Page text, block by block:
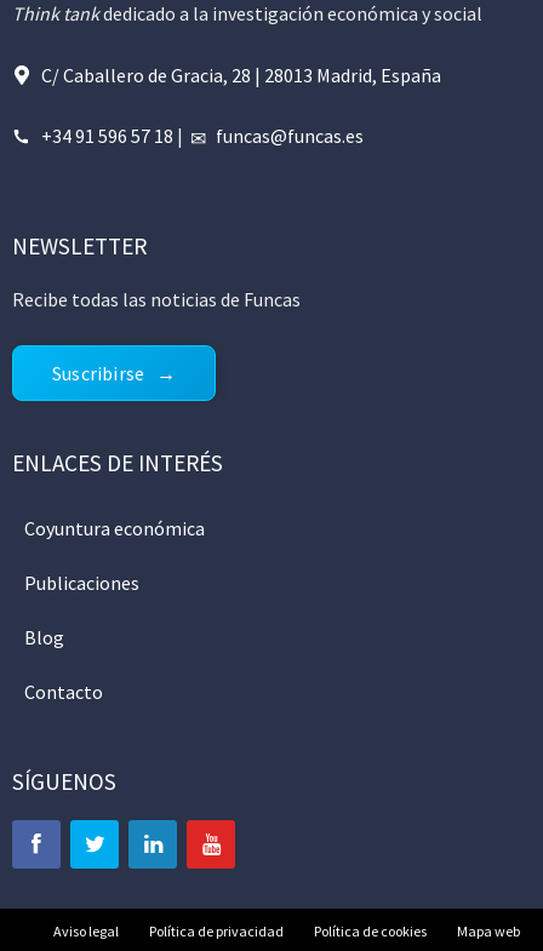
Think tankdedicado a la investigación económica y social
C/ Caballero de Gracia, 28 | 28013 Madrid, España
+34 91 596 57 18 | funcas@funcas.es
NEWSLETTER
Recibe todas las noticias de Funcas
Suscribirse
ENLACES DE INTERÉS
Coyuntura económica
Publicaciones
Blog
Contacto
SÍGUENOS
Aviso legal Política de privacidad Política de cookies Mapa web